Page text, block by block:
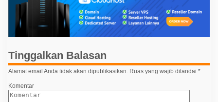
i
p
o
s
Tinggalkan Balasan
Alamat email Anda tidak akan dipublikasikan. Ruas yang wajib ditandai *
Komentar